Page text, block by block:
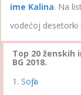
ime Kalina. Na
vodećoj desetorki
Top 20 ženskih
BG 2018.
Sofija